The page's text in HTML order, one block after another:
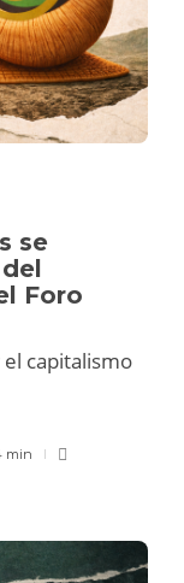
se
Foro
capitalismo
min